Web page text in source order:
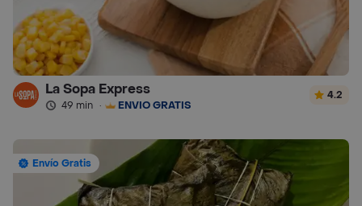
La Sopa Express
49 min · ENVÍO GRATIS
4.2
Envío Gratis